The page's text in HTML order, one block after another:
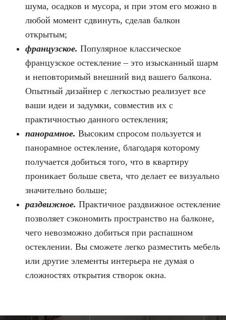
шума, осадков и мусора, и при этом его можно в
любой момент сдвинуть, сделав балкон
открытым;
французское. Популярное классическое
французское остекление – это изысканный шарм
и неповторимый внешний вид вашего балкона.
Опытный дизайнер с легкостью реализует все
ваши идеи и задумки, совместив их с
практичностью данного остекления;
панорамное. Высоким спросом пользуется и
панорамное остекление, благодаря которому
получается добиться того, что в квартиру
проникает больше света, что делает ее визуально
значительно больше;
раздвижное. Практичное раздвижное остекление
позволяет сэкономить пространство на балконе,
чего невозможно добиться при распашном
остеклении. Вы сможете легко разместить мебель
или другие элементы интерьера не думая о
сложностях открытия створок окна.